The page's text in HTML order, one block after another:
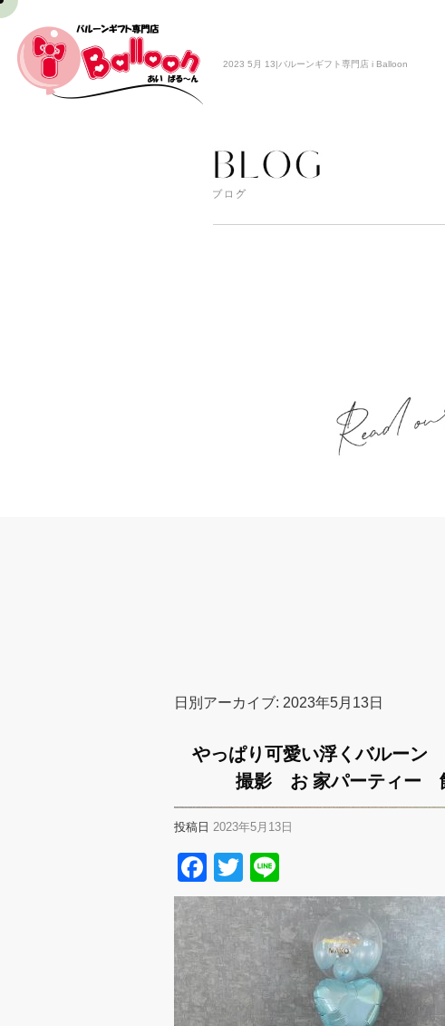
2023 5月 13|バルーンギフト専門店 i Balloon
日別アーカイブ: 2023年5月13日
やっぱり可愛い浮くバルー
撮影 お 家パーティー
投稿日 2023年5月13日
Facebook
Twitter